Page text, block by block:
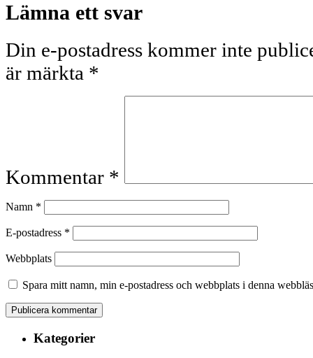
Lämna ett svar
Din e-postadress kommer inte
är märkta *
Kommentar *
Namn *
E-postadress *
Webbplats
Spara mitt namn, min e-postadress och webbplats i denna
Kategorier